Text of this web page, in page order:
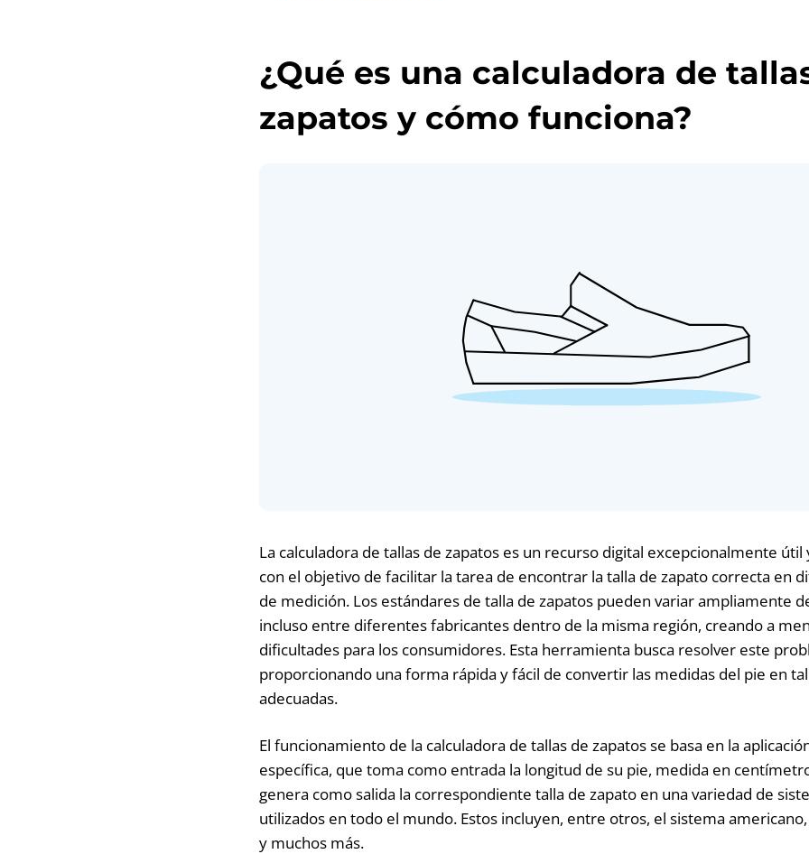
¿Qué es una calculadora de
zapatos y cómo funciona?
La calculadora de tallas de zapatos es un recurso digital excepcionalmente
con el objetivo de facilitar la tarea de encontrar la talla de zapato correcta en
de medición. Los estándares de talla de zapatos pueden variar ampliamente
incluso entre diferentes fabricantes dentro de la misma región, creando a
dificultades para los consumidores. Esta herramienta busca resolver este
proporcionando una forma rápida y fácil de convertir las medidas del pie en
adecuadas.
El funcionamiento de la calculadora de tallas de zapatos se basa en la
específica, que toma como entrada la longitud de su pie, medida en
genera como salida la correspondiente talla de zapato en una variedad de
utilizados en todo el mundo. Estos incluyen, entre otros, el sistema
y muchos más.